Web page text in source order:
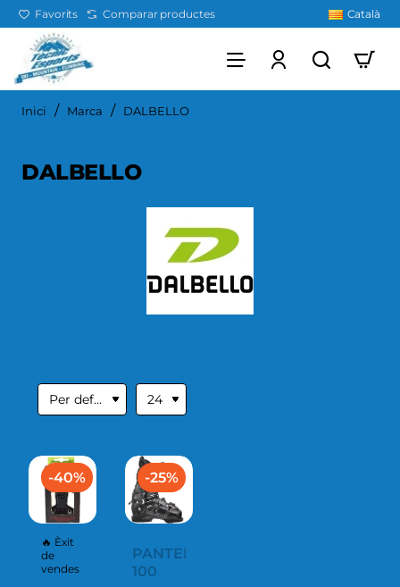
Favorits Comparar productes Català
Inici homeMarca DALBELLO
DALBELLO
🔥 Èxit
de
vendes
-40% -25%
PANTERRA
100